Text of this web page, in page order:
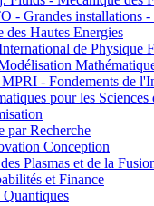
Grandes installations -
Hautes Energies
de Physique
- Fondements de
pour les Sciences
Recherche
Conception
Plasmas et de la
et Finance